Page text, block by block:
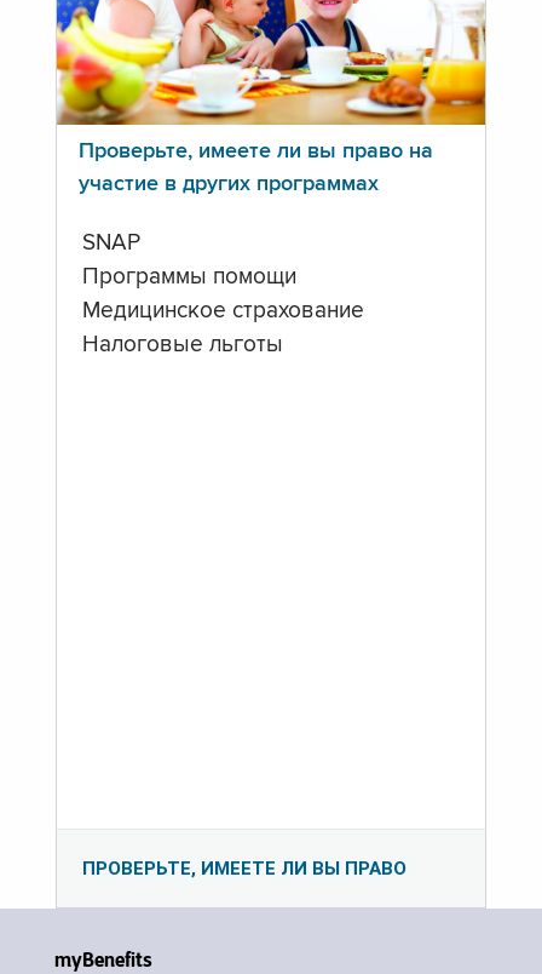
Проверьте, имеете ли вы право на
участие в других программах
SNAP
Программы помощи
Медицинское страхование
Налоговые льготы
ПРОВЕРЬТЕ, ИМЕЕТЕ ЛИ ВЫ ПРАВО
myBenefits